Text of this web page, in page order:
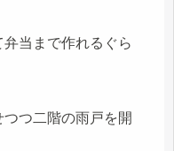
当まで作れるぐら
つ二階の雨戸を開